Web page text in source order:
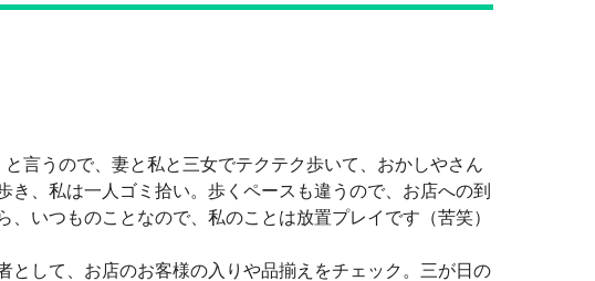
言うので、妻と私と三女でテクテク歩いて、おかしやさん
、私は一人ゴミ拾い。歩くペースも違うので、お店への到
いつものことなので、私のことは放置プレイです（苦笑）
として、お店のお客様の入りや品揃えをチェック。三が日の